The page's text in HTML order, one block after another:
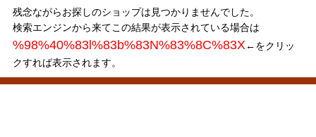
残念ながらお探しのショップは見つかりませんでした。
検索エンジンから来てこの結果が表示されている場合は
%98%40%83l%83b%83N%83%8C%83X←をクリッ
クすれば表示されます。